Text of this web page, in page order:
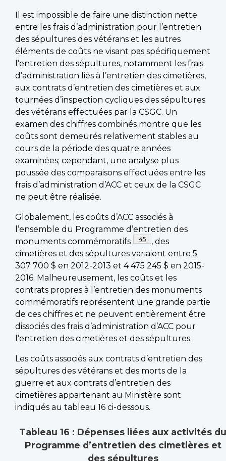
Il est impossible de faire une distinction nette
entre les frais d’administration pour l’entretien
des sépultures des vétérans et les autres
éléments de coûts ne visant pas spécifiquement
l’entretien des sépultures, notamment les frais
d’administration liés à l’entretien des cimetières,
aux contrats d’entretien des cimetières et aux
tournées d’inspection cycliques des sépultures
des vétérans effectuées par la CSGC. Un
examen des chiffres combinés montre que les
coûts sont demeurés relativement stables au
cours de la période des quatre années
examinées; cependant, une analyse plus
poussée des comparaisons effectuées entre les
frais d’administration d’ACC et ceux de la CSGC
ne peut être réalisée.
Globalement, les coûts d’ACC associés à
l’ensemble du Programme d’entretien des
monuments commémoratifs
Footnote
45
, des
cimetières et des sépultures variaient entre 5
307 700 $ en 2012-2013 et 4 475 245 $ en 2015-
2016. Malheureusement, les coûts et les
contrats propres à l’entretien des monuments
commémoratifs représentent une grande partie
de ces chiffres et ne peuvent entièrement être
dissociés des frais d’administration d’ACC pour
l’entretien des cimetières et des sépultures.
Les coûts associés aux contrats d’entretien des
sépultures des vétérans et des morts de la
guerre et aux contrats d’entretien des
cimetières appartenant au Ministère sont
indiqués au tableau 16 ci-dessous.
Tableau 16 : Dépenses liées aux activités du
Programme d’entretien des cimetières et
des sépultures